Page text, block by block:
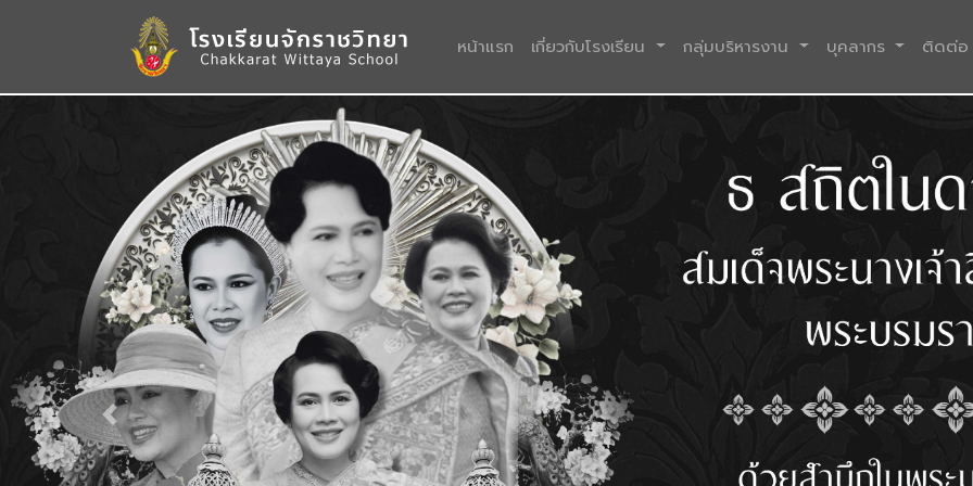
หน้าแรก (current)
เกี่ยวกับโรงเรียน กลุ่มบริหารงาน บุคลากร ติดต่อ
Previous